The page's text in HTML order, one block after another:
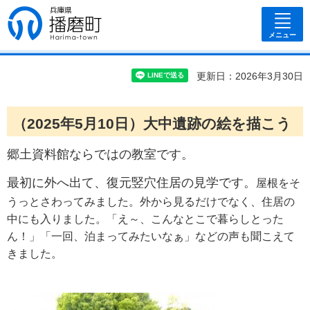
兵庫県 播磨
町
メニュー
更新日：2026年3月30日
（2025年5月10日）大中遺跡の絵を描こう
郷土資料館ならではの教室です。
最初に外へ出て、復元竪穴住居の見学です。
屋根をそ
うっとさわってみました。外から見るだけでなく、住居の
中にも入りました。「え～、こんなとこで暮らしとった
ん！」「一回、泊まってみたいなぁ」などの声も聞こえて
きました。